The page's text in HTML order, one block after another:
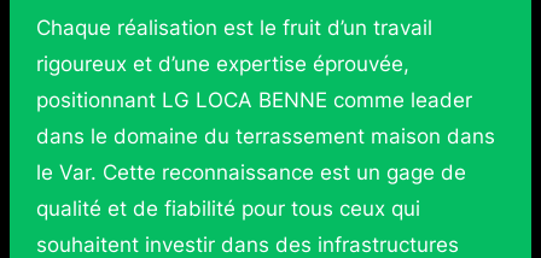
Chaque réalisation est le fruit d’un travail
rigoureux et d’une expertise éprouvée,
positionnant LG LOCA BENNE comme leader
dans le domaine du terrassement maison dans
le Var. Cette reconnaissance est un gage de
qualité et de fiabilité pour tous ceux qui
souhaitent investir dans des infrastructures